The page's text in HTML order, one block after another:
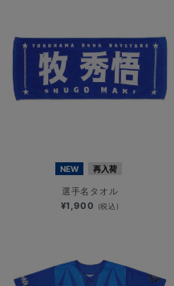
NEW 再入荷
選手名タオル
¥1,900 (税込)